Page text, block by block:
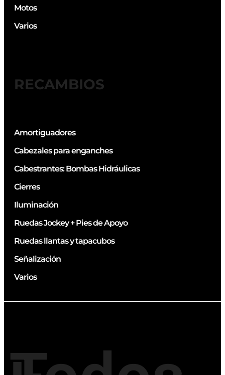
Motos
Varios
RECAMBIOS
Amortiguadores
Cabezales para enganches
Cabestrantes: Bombas Hidráulicas
Cierres
Iluminación
Ruedas Jockey + Pies de Apoyo
Ruedas llantas y tapacubos
Señalización
Varios